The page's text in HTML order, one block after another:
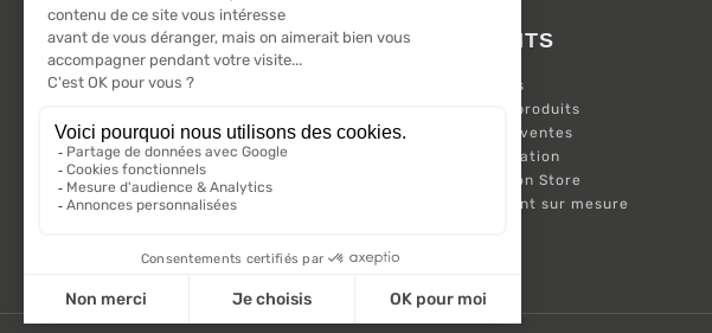
L'ACTU 100%
VOLET ROULANT
Suivez-nous sur les réseaux sociaux.
PRODUITS
Promotions
Nouveaux produits
Meilleures ventes
Kit Motorisation
Motorisation Store
Volet roulant sur mesure